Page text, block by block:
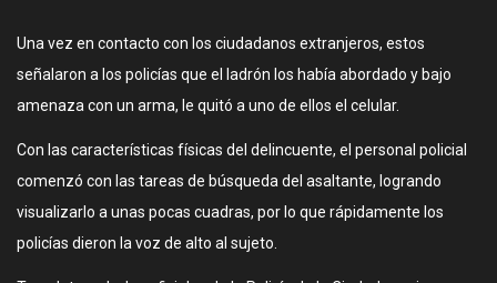
Una vez en contacto con los ciudadanos extranjeros, estos
señalaron a los policías que el ladrón los había abordado y bajo
amenaza con un arma, le quitó a uno de ellos el celular.
Con las características físicas del delincuente, el personal policial
comenzó con las tareas de búsqueda del asaltante, logrando
visualizarlo a unas pocas cuadras, por lo que rápidamente los
policías dieron la voz de alto al sujeto.